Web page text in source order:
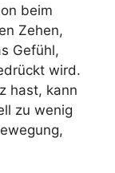
beim
Zehen,
Gefühl,
wird.
hast, kann
zu wenig